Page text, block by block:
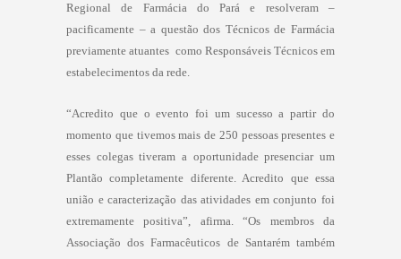
Regional de Farmácia do Pará e resolveram –
pacificamente – a questão dos Técnicos de Farmácia
previamente atuantes como Responsáveis Técnicos em
estabelecimentos da rede.
“Acredito que o evento foi um sucesso a partir do
momento que tivemos mais de 250 pessoas presentes e
esses colegas tiveram a oportunidade presenciar um
Plantão completamente diferente. Acredito que essa
união e caracterização das atividades em conjunto foi
extremamente positiva”, afirma. “Os membros da
Associação dos Farmacêuticos de Santarém também